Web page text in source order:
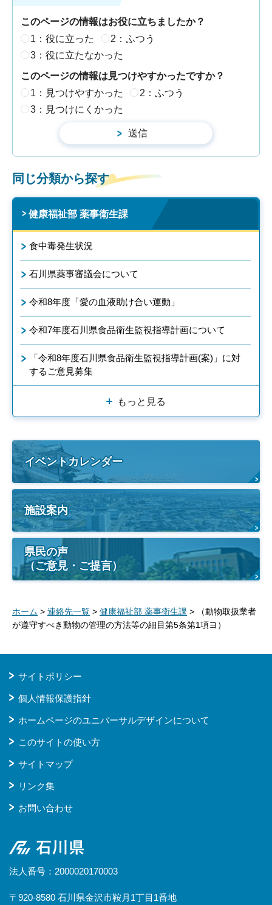
このページの情報はお役に立ちましたか？
1：役に立った
2：ふつう
3：役に立たなかった
このページの情報は見つけやすかったですか？
1：見つけやすかった
2：ふつう
3：見つけにくかった
同じ分類から探す
健康福祉部 薬事衛生課
食中毒発生状況
石川県薬事審議会について
令和8年度「愛の血液助け合い運動」
令和7年度石川県食品衛生監視指導計画について
「令和8年度石川県食品衛生監視指導計画(案)」に対
するご意見募集
もっと見る
イベントカレンダー
施設案内
県民の声
（ご意見・ご提言）
ホーム > 連絡先一覧 > 健康福祉部 薬事衛生課 > （動物取扱業者
が遵守すべき動物の管理の方法等の細目第5条第1項ヨ）
サイトポリシー
個人情報保護指針
ホームページのユニバーサルデザインについて
このサイトの使い方
サイトマップ
リンク集
お問い合わせ
石川県
法人番号：2000020170003
〒920-8580 石川県金沢市鞍月1丁目1番地